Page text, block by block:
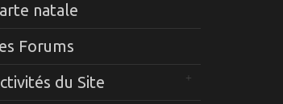
natale
Forums
du Site